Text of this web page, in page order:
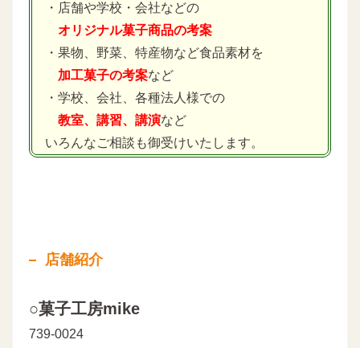
・店舗や学校・会社などの
オリジナル菓子商品の考案
・果物、野菜、特産物など食品素材を
加工菓子の考案など
・学校、会社、各種法人様での
教室、講習、講演など
いろんなご相談も御受けいたします。
店舗紹介
○菓子工房mike
739-0024